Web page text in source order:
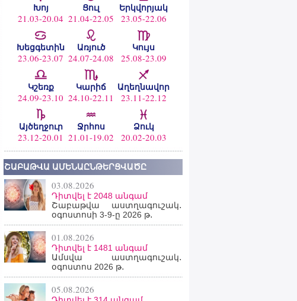
Խոյ
21.03-20.04
Ցուլ
21.04-22.05
Երկվորյակ
23.05-22.06
Խեցգետին
23.06-23.07
Առյուծ
24.07-24.08
Կույս
25.08-23.09
Կշեռք
24.09-23.10
Կարիճ
24.10-22.11
Աղեղնավոր
23.11-22.12
Այծեղջուր
23.12-20.01
Ջրհոս
21.01-19.02
Ձուկ
20.02-20.03
ՇԱԲԱԹՎԱ ԱՄԵՆԱԸՆԹԵՐՑՎԱԾԸ
03.08.2026
Դիտվել է 2048 անգամ
Շաբաթվա աստղագուշակ․
օգոստոսի 3-9-ը 2026 թ․
01.08.2026
Դիտվել է 1481 անգամ
Ամսվա աստղագուշակ․
օգոստոս 2026 թ․
05.08.2026